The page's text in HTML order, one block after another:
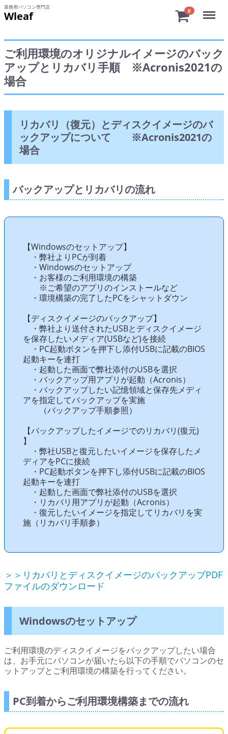
業務用パソコン専門店
Wleaf 0 Menu
ご利用環境のオリジナルイメージのバック
アップとリカバリ手順 ※Acronis2021の
場合
リカバリ（復元）とディスクイメージのバ
ックアップについて ※Acronis2021の
場合
バックアップとリカバリの流れ
【Windowsのセットアップ】
・弊社よりPCが到着
・Windowsのセットアップ
・お客様のご利用環境の構築
※ご希望のアプリのインストールなど
・環境構築の完了したPCをシャットダウン
【ディスクイメージのバックアップ】
・弊社より送付されたUSBとディスクイメージ
を保存したいメディア(USBなど)を接続
・PC起動ボタンを押下し添付USBに記載のBIOS
起動キーを連打
・起動した画面で弊社添付のUSBを選択
・バックアップ用アプリが起動（Acronis）
・バックアップしたい記憶領域と保存先メディ
アを指定してバックアップを実施
（バックアップ手順参照）
【バックアップしたイメージでのリカバリ(復元)
】
・弊社USBと復元したいイメージを保存したメ
ディアをPCに接続
・PC起動ボタンを押下し添付USBに記載のBIOS
起動キーを連打
・起動した画面で弊社添付のUSBを選択
・リカバリ用アプリが起動（Acronis）
・復元したいイメージを指定してリカバリを実
施（リカバリ手順参）
＞＞リカバリとディスクイメージのバックアップPDF
ファイルのダウンロード
Windowsのセットアップ
ご利用環境のディスクイメージをバックアップしたい場合
は、お手元にパソコンが届いたら以下の手順でパソコンのセ
ットアップとご利用環境の構築を行ってください。
PC到着からご利用環境構築までの流れ